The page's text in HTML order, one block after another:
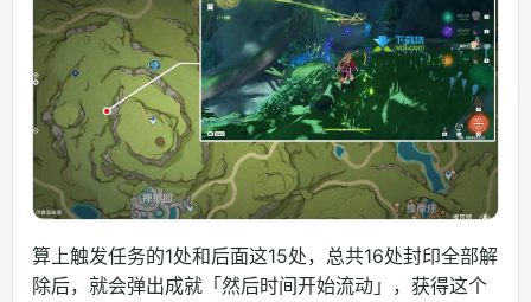
算上触发任务的1处和后面这15处，总共16处封印全部解
除后，就会弹出成就「然后时间开始流动」，获得这个